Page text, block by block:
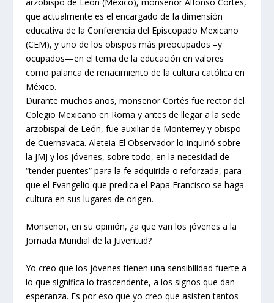
que actualmente es el encargado de la dimensión
educativa de la Conferencia del Episcopado Mexicano
(CEM), y uno de los obispos más preocupados –y
ocupados—en el tema de la educación en valores
como palanca de renacimiento de la cultura católica en
México.
Durante muchos años, monseñor Cortés fue rector del
Colegio Mexicano en Roma y antes de llegar a la sede
arzobispal de León, fue auxiliar de Monterrey y obispo
de Cuernavaca. Aleteia-El Observador lo inquirió sobre
la JMJ y los jóvenes, sobre todo, en la necesidad de
“tender puentes” para la fe adquirida o reforzada, para
que el Evangelio que predica el Papa Francisco se haga
cultura en sus lugares de origen.
Monseñor, en su opinión, ¿a que van los jóvenes a la
Jornada Mundial de la Juventud?
Yo creo quelos jóvenes tienen una sensibilidad fuerte a
lo que significa lo trascendente, a los signos que dan
esperanza. Es por eso que yo creo que asisten tantos